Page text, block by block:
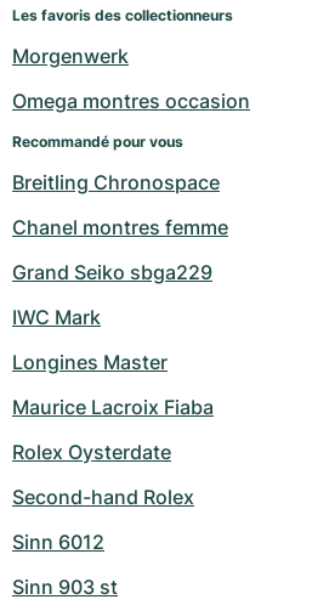
Montres pour femmes
Montres pour femmes
Les favoris des collectionneurs
Morgenwerk
Omega montres occasion
Recommandé pour vous
Breitling Chronospace
Chanel montres femme
Grand Seiko sbga229
IWC Mark
Longines Master
Maurice Lacroix Fiaba
Rolex Oysterdate
Second-hand Rolex
Sinn 6012
Sinn 903 st